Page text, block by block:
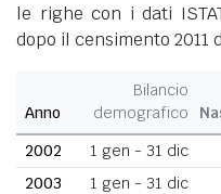
le righe con i dati
dopo il censimento 2011
Anno
Bilancio
demografico
2002
1 gen - 31 dic
2003
1 gen - 31 dic